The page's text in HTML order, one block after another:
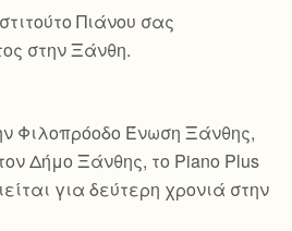
Πιάνου σας
στην Ξάνθη.
Φιλοπρόοδο Ένωση Ξάνθης,
Δήμο Ξάνθης, το Piano Plus
για δεύτερη χρονιά στην